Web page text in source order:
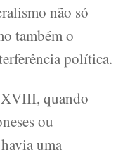
não só
também o
política.
XVIII, quando
ou
uma